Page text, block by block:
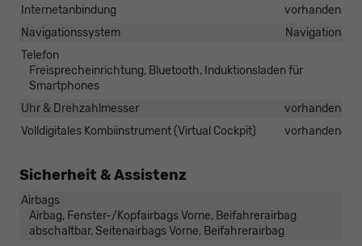
Internetanbindung
vorhanden
Navigationssystem
Navigation
Telefon
Freisprecheinrichtung, Bluetooth, Induktionsladen für
Smartphones
Uhr & Drehzahlmesser
vorhanden
Volldigitales Kombiinstrument (Virtual Cockpit)
vorhanden
Sicherheit & Assistenz
Airbags
Airbag, Fenster-/Kopfairbags Vorne, Beifahrerairbag
abschaltbar, Seitenairbags Vorne, Beifahrerairbag